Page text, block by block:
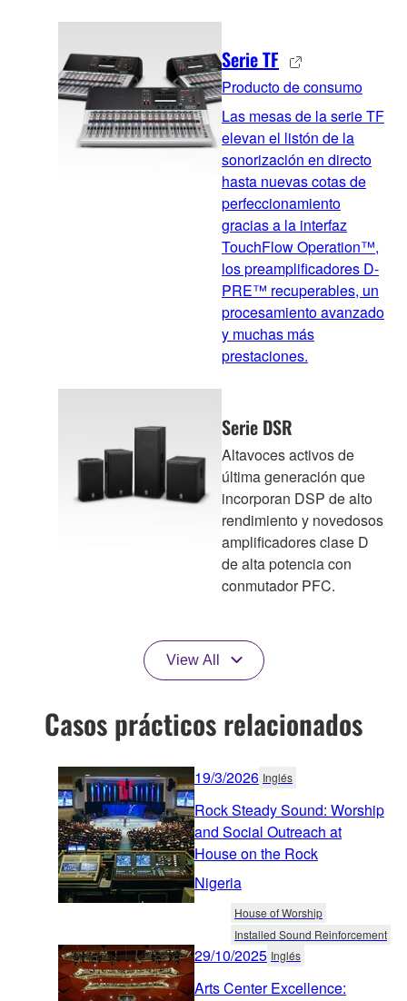
Serie TF
Producto de consumo
Las mesas de la serie TF
elevan el listón de la
sonorización en directo
hasta nuevas cotas de
perfeccionamiento
gracias a la interfaz
TouchFlow Operation™,
los preamplificadores D-
PRE™ recuperables, un
procesamiento avanzado
y muchas más
prestaciones.
Serie DSR
Altavoces activos de
última generación que
incorporan DSP de alto
rendimiento y novedosos
amplificadores clase D
de alta potencia con
conmutador PFC.
View All
Casos prácticos relacionados
19/3/2026 Inglés
Rock Steady Sound: Worship
and Social Outreach at
House on the Rock
Nigeria
House of Worship
Installed Sound Reinforcement
29/10/2025 Inglés
Arts Center Excellence: